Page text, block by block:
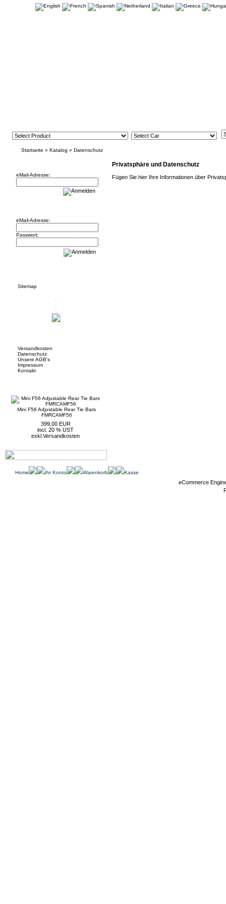
Startseite » Katalog » Datenschutz
eMail-Adresse:
eMail-Adresse:
Passwort:
Sitemap
Versandkosten
Datenschutz
Unsere AGB's
Impressum
Kontakt
Mini F56 Adjustable Rear Tie Bars
FMRCAMF56
399,00 EUR
incl. 20 % UST
exkl. Versandkosten
Privatsphäre und Datenschutz
Fügen Sie hier Ihre Informationen über
Home Ihr Konto Warenkorb Kasse
eCommerce